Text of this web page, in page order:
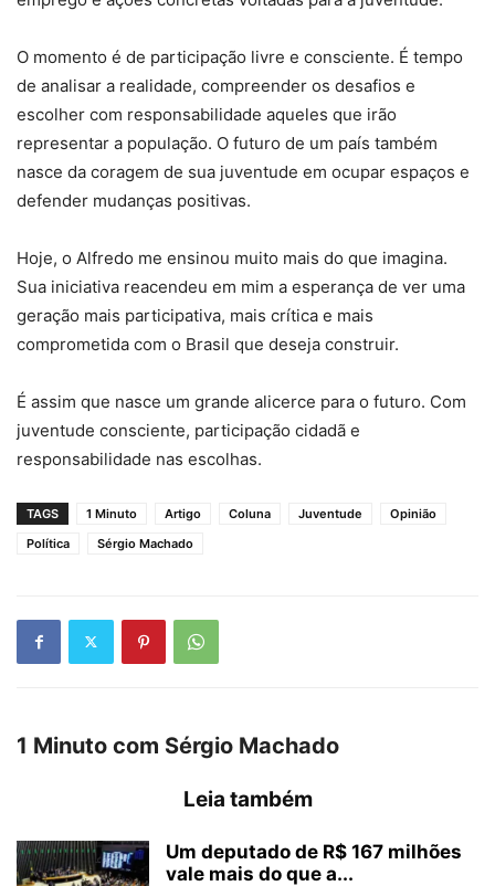
O momento é de participação livre e consciente. É tempo
de analisar a realidade, compreender os desafios e
escolher com responsabilidade aqueles que irão
representar a população. O futuro de um país também
nasce da coragem de sua juventude em ocupar espaços e
defender mudanças positivas.
Hoje, o Alfredo me ensinou muito mais do que imagina.
Sua iniciativa reacendeu em mim a esperança de ver uma
geração mais participativa, mais crítica e mais
comprometida com o Brasil que deseja construir.
É assim que nasce um grande alicerce para o futuro. Com
juventude consciente, participação cidadã e
responsabilidade nas escolhas.
TAGS 1 Minuto Artigo Coluna Juventude
Opinião
Política
Sérgio Machado
1 Minuto com Sérgio Machado
Leia também
Um deputado de R$ 167 milhões
vale mais do que a...